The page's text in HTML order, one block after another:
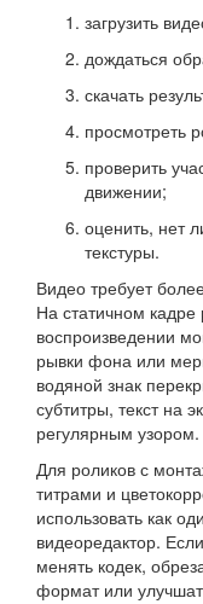
загрузить
дождаться
скачать
просмотреть
проверить
движении;
оценить, нет
текстуры.
Видео требует
На статичном кадре
воспроизведении
рывки фона или
водяной знак
субтитры, текст на
регулярным узором.
Для роликов с
титрами и
использовать как
видеоредактор.
менять кодек,
формат или